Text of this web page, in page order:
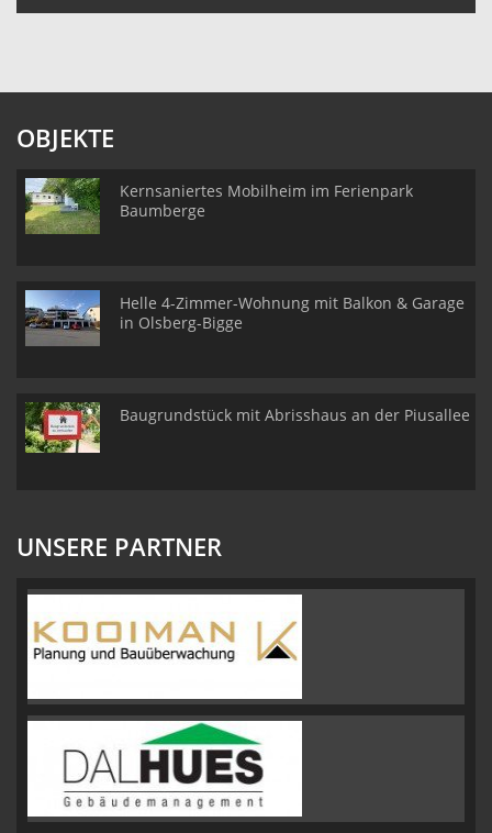
OBJEKTE
Kernsaniertes Mobilheim im Ferienpark
Baumberge
Helle 4-Zimmer-Wohnung mit Balkon & Garage
in Olsberg-Bigge
Baugrundstück mit Abrisshaus an der Piusallee
UNSERE PARTNER